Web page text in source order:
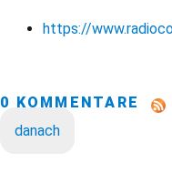
https://
0 KOMMENTARE
danach